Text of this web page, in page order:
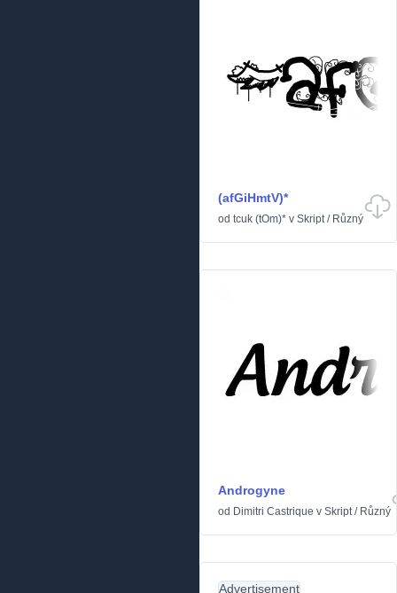
(afGiHmtV)*
od tcuk (tOm)* v Skript/ Různý
Androgyne
od Dimitri Castrique v Skript/ Různý
Advertisement